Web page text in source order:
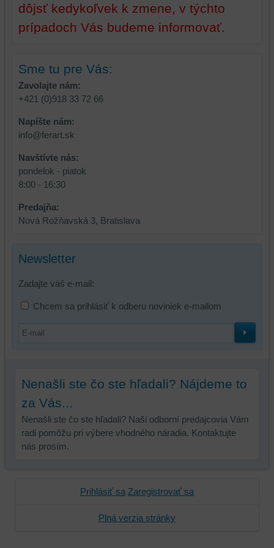
dôjsť kedykoľvek k zmene, v týchto
prípadoch Vás budeme informovať.
Sme tu pre Vás:
Zavolajte nám:
+421 (0)918 33 72 66
Napíšte nám:
info@ferart.sk
Navštívte nás:
pondelok - piatok
8:00 - 16:30
Predajňa:
Nová Rožňavská 3, Bratislava
Newsletter
Zadajte váš e-mail:
Chcem sa prihlásiť k odberu noviniek e-mailom
Nenašli ste čo ste hľadali? Nájdeme to
za Vás...
Nenašli ste čo ste hľadali? Naši odborní predajcovia Vám
radi pomôžu pri výbere vhodného náradia. Kontaktujte
nás prosím.
Prihlásiť sa Zaregistrovať sa
Plná verzia stránky
na
identifikáciu
vašej
dosiahnutie
základnej
funkčnosti
zážitku
z
prehliadania
zabezpečenia.
sme
mohli
poskytovať
ktoré
zlepšujú
váš
z
prehliadania,
ukladať
niektoré
z
preferencií
bez
ste
používateľský
účet
bez
a/alebo
tretích
strán,
widgety
atď.